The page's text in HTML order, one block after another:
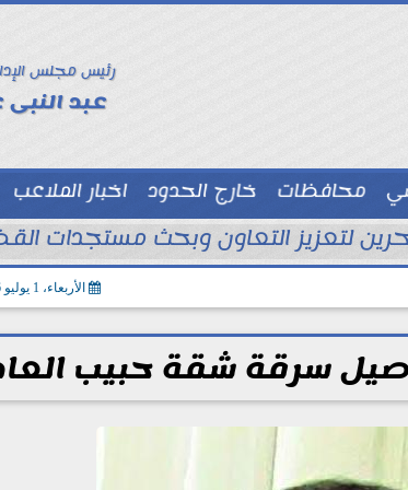
رئيس مجلس
عبد النبى
محافظات خارج الحدود اخبار الملاعب
توك شو
لتعزيز التعاون وبحث مستجدات
الأربعاء، 1 يوليو 2026
سرقة شقة حبيب